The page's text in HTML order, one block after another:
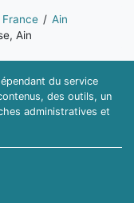
France
Ain
Ain
du service
des outils, un
administratives et